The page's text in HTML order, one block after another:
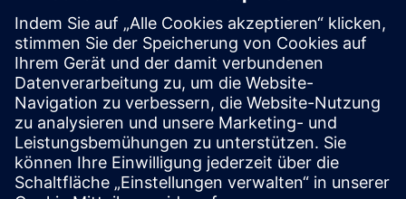
Press | Company | Siemens
© Siemens 1996 – 2026
Corporate Information